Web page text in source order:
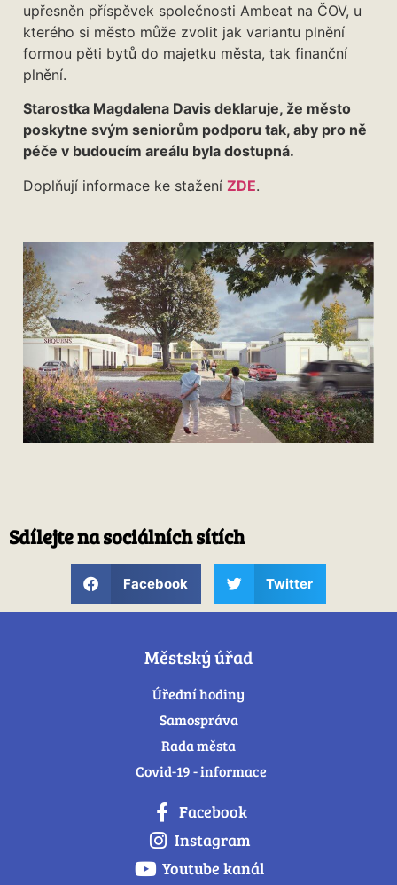
upřesněn příspěvek společnosti Ambeat na ČOV, u
kterého si město může zvolit jak variantu plnění
formou pěti bytů do majetku města, tak finanční
plnění.
Starostka Magdalena Davis deklaruje, že město
poskytne svým seniorům podporu tak, aby pro ně
péče v budoucím areálu byla dostupná.
Doplňují informace ke stažení ZDE.
Sdílejte na sociálních sítích
Facebook Twitter
Městský úřad
Úřední hodiny
Samospráva
Rada města
Covid-19 - informace
Facebook
Instagram
Youtube kanál